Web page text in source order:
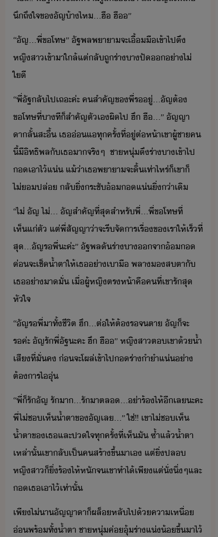
ึถึ​ใจ​ข​ัญ​้า​ไห​...​ฮื​ ​ฮื​”
“​ัญ​...​พี่​ขโทษ​”​ ​ัฐพล​พาา​จะ​เื้ื​เข้าไป​ึ​
หญิสา​เข้าา​ใล้​แต่ลั​ถู​ร่า​า​ปั​​่า​ไ่​
ใี
“​พี่​ัฐ​ลั​ไป​เถะ​ค่ะ​ ​คสำคัญ​ข​พี่​ร​ู่​...​ัญ​ต้​
ขโทษ​ที่​าที​็​สำคัญ​ตัเ​ผิ​ไป​ ​ฮึ​ ​ฮื​...​”​ ​ัญญา​
าลั​้​สะื้​ ​เธ​่แ​ทุครั้ที่​ู่​ต่ห้า​เขา​ผู้ชา​ค​
ี้​ีิทธิพล​ั​เธ​า​จริๆ​ ​ ​ชาหุ่​ึ​ร่า​า​เข้าไป​
​เาไ้​แ่​ ​แ้่า​เธ​พาา​จะ​ิ้​เท่าไหร่​็​เขา​็​
ไ่​ปล่​ ​ลั​ิ่​ระชั​้​แ่​ิ่่า​เิ
“​ไ่​ ​ัญ​ ​ไ่​...​ ​ัญ​สำคัญ​ที่สุ​สำหรั​พี่​...​พี่​ขโทษ​ที่​
เห็แ่ตั​ ​แต่​พี่​สัญญา​่า​จะ​รี​จัาร​เรื่​ข​เรา​ให้​เร็​ที่
สุ​...​ัญ​ร​พี่​ะ​ค่ะ​”​ ​ัฐพล​ั​ร่า​า​จา​้​
่​จะ​เช็้ำ​ตา​ให้​เธ​่าเาื​ ​พลา​​สตา​ั​
เธ​่า​าั่​ ​เื่​ผู้หญิ​ตรห้า​คื​คที​่​เขา​รั​สุ​
หัใจ
“​ัญ​ร​พี่​าทั​้​ชีิต​ ​ฮึ​...​ต่ให้​ต้​ร​จตา​ ​ัญ​็​จะ​
รค​่ะ​ ​ัญ​รั​พี่​ัฐ​ะคะ​ ​ฮึ​ ​ฮื​”​ ​หญิสา​ต​เขา​้​้ำ
เสี​ที่ั่​ค​ ​่​จะ​โผล่​เข้าไป​​ร่า​ำำ​แ่​่า​
ต้าร​ไุ่
“​พี่​็​รั​ัญ​ ​รั​า​...​รั​าต​ล​...​่า​ร้ไห้​ี​เล​ะคะ​
​พี่​ไ่​ช​เห็​้ำตา​ข​ัญ​เล​...​”​ ​ใช่​!​!​ ​เขา​ไ่​ช​เห็​
้ำตา​ข​เธ​และ​ปใจ​ทุครั้ที่​เห็​ั​ ​ซ้ำ​แล้​้ำตา​
เหล่าั้​เขา​ลัเป็​ค​สร้า​ขึ้​า​เ​ ​แต่​ิ่​ปล​
หญิสา​็​ิ่​ร้ไห้​หั​จ​เขา​ทำไ้​เพีแต่​ั่​ิ่​ๆ​และ​
​เธ​เาไ้​เท่าั้
เพี​ไ่า​ัญญา​า​็​ผล็​หลั​ไป​้​คาเหื่​
่​พร้ทั้​้ำตา​ ​ชาหุ่​ค่​ุ้​ร่า​แ่้​ขึ้​า​ไ้​